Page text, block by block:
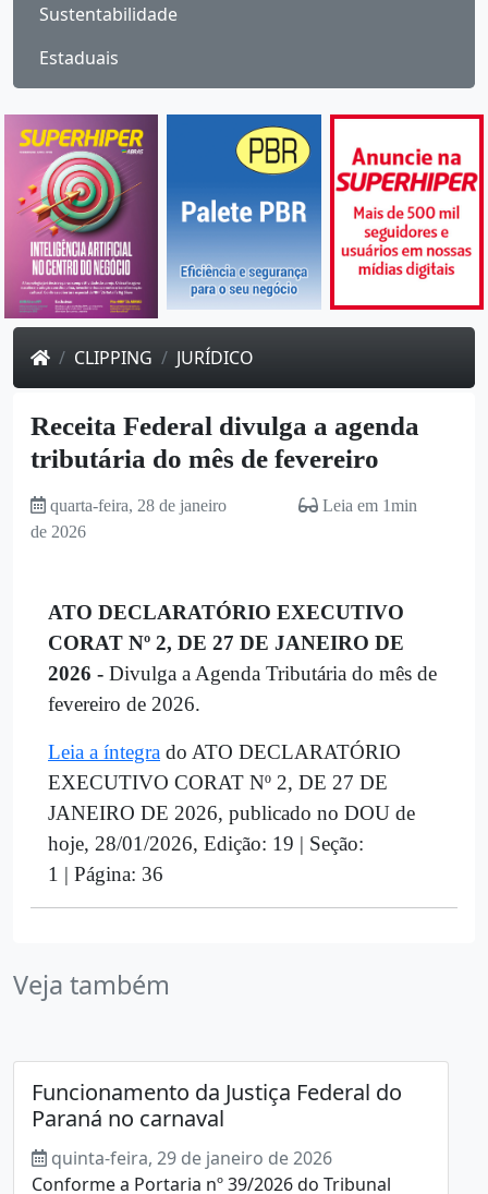
Sustentabilidade
Estaduais
CLIPPING JURÍDICO
Receita Federal divulga a agenda
tributária do mês de fevereiro
quarta-feira, 28 de janeiro
de 2026
Leia em 1min
ATO DECLARATÓRIO EXECUTIVO
CORAT Nº 2, DE 27 DE JANEIRO DE
2026 - Divulga a Agenda Tributária do mês de
fevereiro de 2026.
Leia a íntegra do ATO DECLARATÓRIO
EXECUTIVO CORAT Nº 2, DE 27 DE
JANEIRO DE 2026, publicado no DOU de
hoje, 28/01/2026, Edição: 19 | Seção:
1 | Página: 36
Veja também
Funcionamento da Justiça Federal do
Paraná no carnaval
quinta-feira, 29 de janeiro de 2026
Conforme a Portaria nº 39/2026 do Tribunal